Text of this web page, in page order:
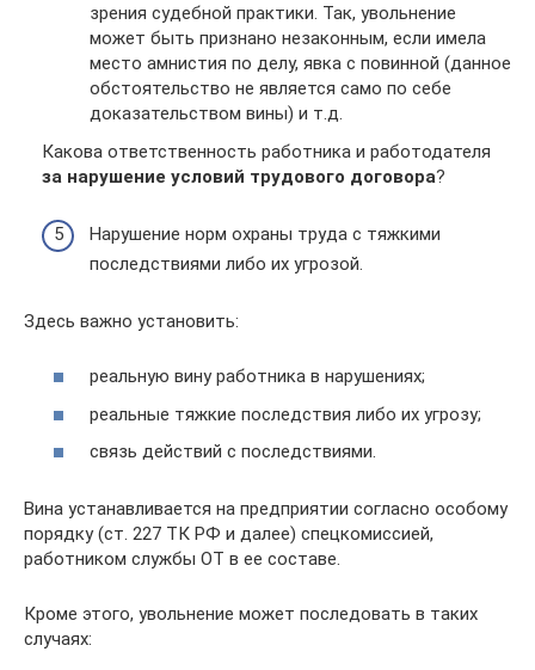
зрения судебной практики. Так, увольнение
может быть признано незаконным, если имела
место амнистия по делу, явка с повинной (данное
обстоятельство не является само по себе
доказательством вины) и т.д.
Какова ответственность работника и работодателя
за нарушение условий трудового договора?
Нарушение норм охраны труда с тяжкими
последствиями либо их угрозой.
Здесь важно установить:
реальную вину работника в нарушениях;
реальные тяжкие последствия либо их угрозу;
связь действий с последствиями.
Вина устанавливается на предприятии согласно особому
порядку (ст. 227 ТК РФ и далее) спецкомиссией,
работником службы ОТ в ее составе.
Кроме этого, увольнение может последовать в таких
случаях: